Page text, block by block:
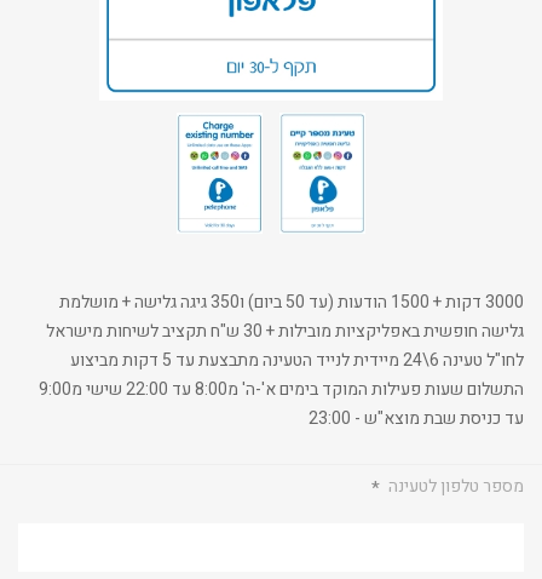
3000 דקות + 1500 הודעות (עד 50 ביום) ו350 גיגה גלישה + מושלמת
גלישה חופשית באפליקציות מובילות + 30 ש"ח תקציב לשיחות מישראל
לחו"ל טעינה 6\24 מיידית לנייד הטעינה מתבצעת עד 5 דקות מביצוע
התשלום שעות פעילות המוקד בימים א'-ה' מ8:00 עד 22:00 שישי מ9:00
עד כניסת שבת מוצא"ש - 23:00
מספר טלפון לטעינה *